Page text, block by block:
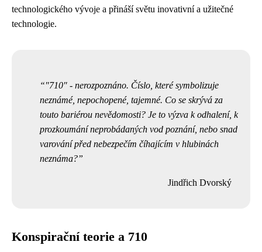
technologického vývoje a přináší světu inovativní a užitečné
technologie.
"710" - nerozpoznáno. Číslo, které symbolizuje
neznámé, nepochopené, tajemné. Co se skrývá za
touto bariérou nevědomosti? Je to výzva k odhalení, k
prozkoumání neprobádaných vod poznání, nebo snad
varování před nebezpečím číhajícím v hlubinách
neznáma?
Jindřich Dvorský
Konspirační teorie a 710